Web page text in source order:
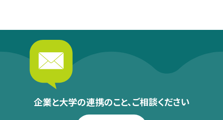
企業と大学の連携のこと、ご相談ください